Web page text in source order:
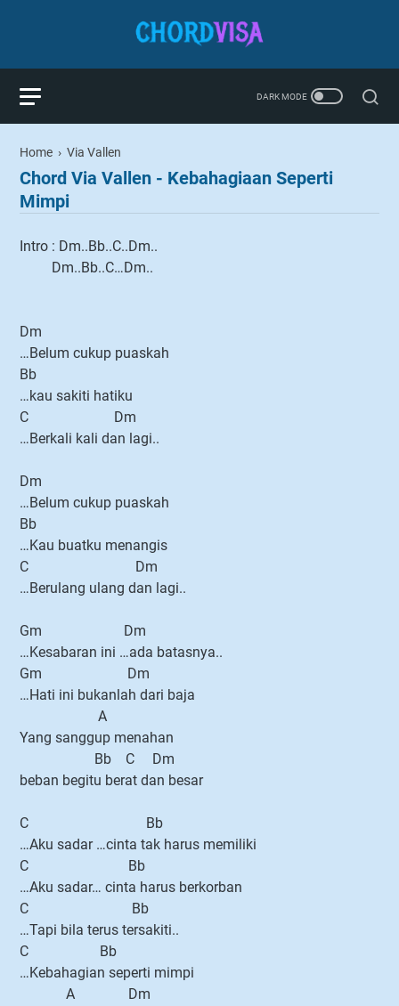
Home › Via Vallen
Chord Via Vallen - Kebahagiaan Seperti
Mimpi
Intro : Dm..Bb..C..Dm..
Dm..Bb..C…Dm..
Dm
…Belum cukup puaskah
Bb
…kau sakiti hatiku
C Dm
…Berkali kali dan lagi..
Dm
…Belum cukup puaskah
Bb
…Kau buatku menangis
C Dm
…Berulang ulang dan lagi..
Gm Dm
…Kesabaran ini …ada batasnya..
Gm Dm
…Hati ini bukanlah dari baja
A
Yang sanggup menahan
Bb C Dm
beban begitu berat dan besar
C Bb
…Aku sadar …cinta tak harus memiliki
C Bb
…Aku sadar… cinta harus berkorban
C Bb
…Tapi bila terus tersakiti..
C Bb
…Kebahagian seperti mimpi
A Dm